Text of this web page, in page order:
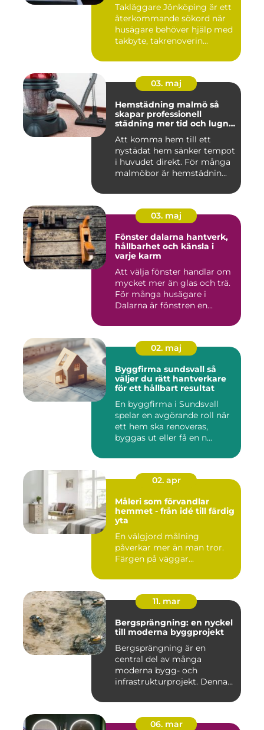
Takläggare Jönköping är ett
återkommande sökord när
husägare behöver hjälp med
takbyte, takrenoverin...
03. maj
Hemstädning malmö så
skapar professionell
städning mer tid och lugn i
Att komma hem till ett
nystädat hem sänker tempot
i huvudet direkt. För många
malmöbor är hemstädnin...
03. maj
Fönster dalarna hantverk,
hållbarhet och känsla i
varje karm
Att välja fönster handlar om
mycket mer än glas och trä.
För många husägare i
Dalarna är fönstren en...
02. maj
Byggfirma sundsvall så
väljer du rätt hantverkare
för ett hållbart resultat
En byggfirma i Sundsvall
spelar en avgörande roll när
ett hem ska renoveras,
byggas ut eller få en n...
02. apr
Måleri som förvandlar
hemmet - från idé till färdig
yta
En välgjord målning
påverkar mer än man tror.
Färgen på väggar...
11. mar
Bergsprängning: en nyckel
till moderna byggprojekt
Bergsprängning är en
central del av många
moderna bygg- och
infrastrukturprojekt. Denna
06. mar